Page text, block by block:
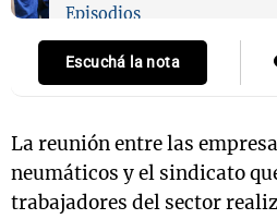
Episodios
Escuchá la nota
La reunión entre las
neumáticos y el sindicato
trabajadores del sector
Notas
Mundial 2026